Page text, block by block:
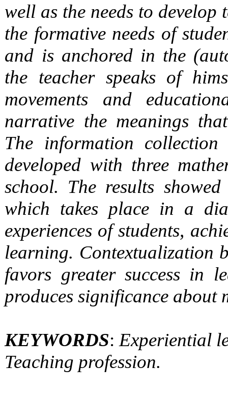
well as the needs to
the formative needs of
and is anchored in the
the teacher speaks of
movements and
narrative the meanings
The information
developed with three
school. The results
which takes place in a
experiences of students,
learning. Contextualization
favors greater success in
produces significance about
KEYWORDS: Experiential
Teaching profession.